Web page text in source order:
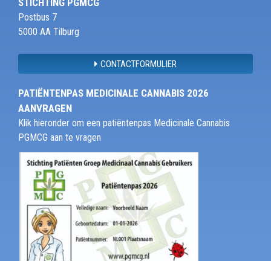
STICHTING PGMCG
Postbus 7
5000 AA Tilburg
CONTACTFORMULIER
PATIËNTENPAS MEDICINALE CANNABIS 2026
AANVRAGEN
Klik hieronder om een patiëntenpas Medicinale Cannabis
PGMCG aan te vragen